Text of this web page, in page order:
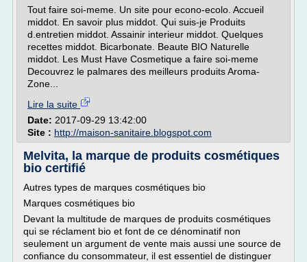
Tout faire soi-meme. Un site pour econo-ecolo. Accueil
middot. En savoir plus middot. Qui suis-je Produits
d.entretien middot. Assainir interieur middot. Quelques
recettes middot. Bicarbonate. Beaute BIO Naturelle
middot. Les Must Have Cosmetique a faire soi-meme
Decouvrez le palmares des meilleurs produits Aroma-
Zone...
Lire la suite
Date: 2017-09-29 13:42:00
Site : http://maison-sanitaire.blogspot.com
Melvita, la marque de produits cosmétiques
bio certifié
Autres types de marques cosmétiques bio
Marques cosmétiques bio
Devant la multitude de marques de produits cosmétiques
qui se réclament bio et font de ce dénominatif non
seulement un argument de vente mais aussi une source de
confiance du consommateur, il est essentiel de distinguer